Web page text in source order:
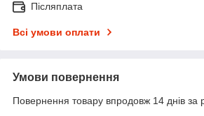
Післяплата
Всі умови оплати
Умови повернення
Повернення товару впродовж 14 днів за